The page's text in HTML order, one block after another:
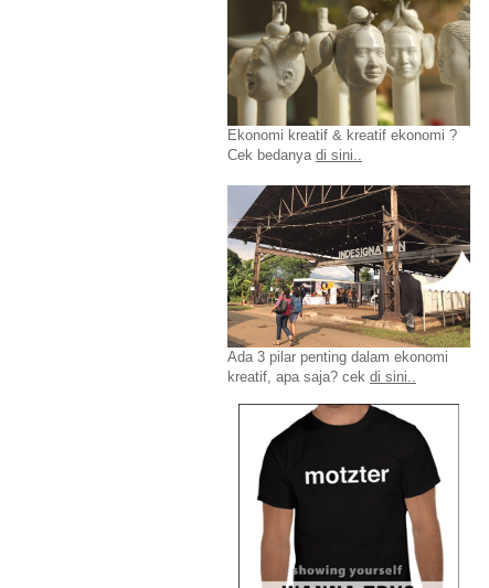
Ekonomi kreatif & kreatif ekonomi ?
Cek bedanya di sini..
Ada 3 pilar penting dalam ekonomi
kreatif, apa saja? cek di sini..